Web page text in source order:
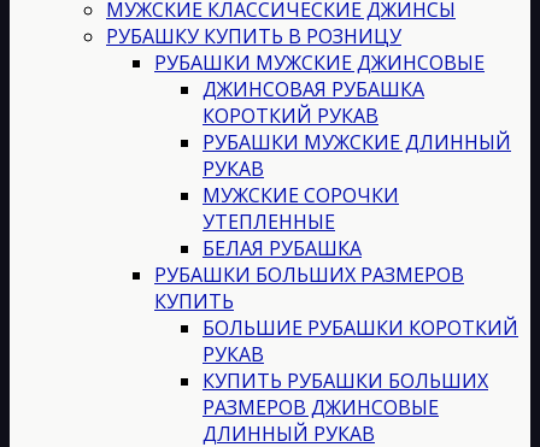
МУЖСКИЕ КЛАССИЧЕСКИЕ ДЖИНСЫ
РУБАШКУ КУПИТЬ В РОЗНИЦУ
РУБАШКИ МУЖСКИЕ ДЖИНСОВЫЕ
ДЖИНСОВАЯ РУБАШКА
КОРОТКИЙ РУКАВ
РУБАШКИ МУЖСКИЕ ДЛИННЫЙ
РУКАВ
МУЖСКИЕ СОРОЧКИ
УТЕПЛЕННЫЕ
БЕЛАЯ РУБАШКА
РУБАШКИ БОЛЬШИХ РАЗМЕРОВ
КУПИТЬ
БОЛЬШИЕ РУБАШКИ КОРОТКИЙ
РУКАВ
КУПИТЬ РУБАШКИ БОЛЬШИХ
РАЗМЕРОВ ДЖИНСОВЫЕ
ДЛИННЫЙ РУКАВ